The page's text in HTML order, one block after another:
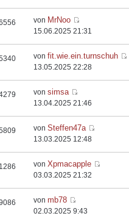
von MrNoo
15.06.2025 21:31
vonfit.wie.ein.turnschuh
13.05.2025 22:28
vonsimsa
13.04.2025 21:46
vonSteffen47a
13.03.2025 12:48
vonXpmacapple
03.03.2025 21:32
vonmb78
02.03.2025 9:43